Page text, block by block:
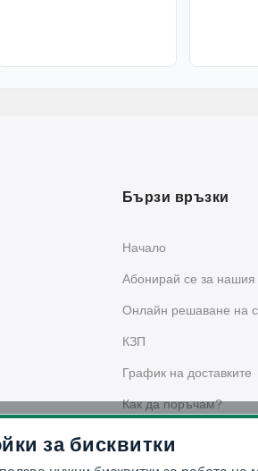
Бързи връзки
Начало
Абонирай се за
Oнлайн решаване на
КЗП
График на доставките
Как да поръчам?
за бисквитки